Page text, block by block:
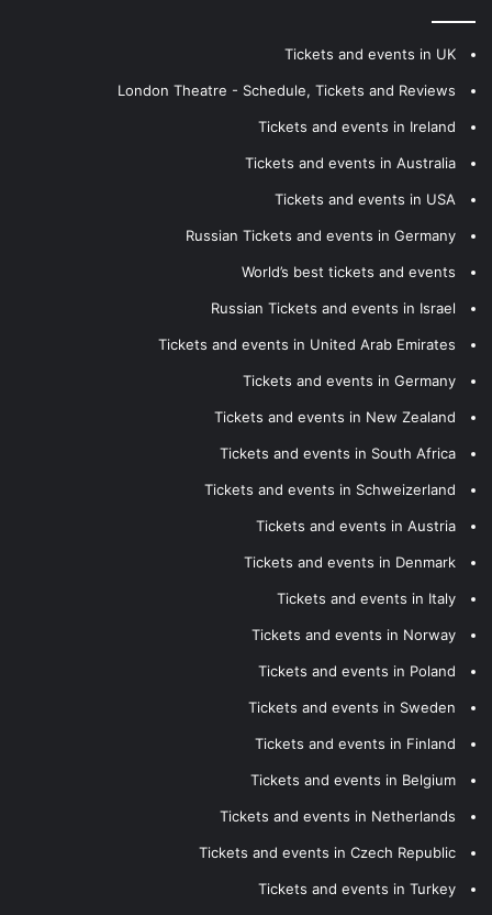
Tickets and events in UK
London Theatre - Schedule, Tickets and Reviews
Tickets and events in Ireland
Tickets and events in Australia
Tickets and events in USA
Russian Tickets and events in Germany
World’s best tickets and events
Russian Tickets and events in Israel
Tickets and events in United Arab Emirates
Tickets and events in Germany
Tickets and events in New Zealand
Tickets and events in South Africa
Tickets and events in Schweizerland
Tickets and events in Austria
Tickets and events in Denmark
Tickets and events in Italy
Tickets and events in Norway
Tickets and events in Poland
Tickets and events in Sweden
Tickets and events in Finland
Tickets and events in Belgium
Tickets and events in Netherlands
Tickets and events in Czech Republic
Tickets and events in Turkey